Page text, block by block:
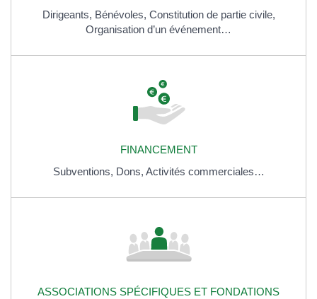
Dirigeants, Bénévoles, Constitution de partie civile,
Organisation d’un événement…
FINANCEMENT
Subventions, Dons, Activités commerciales…
ASSOCIATIONS SPÉCIFIQUES ET FONDATIONS